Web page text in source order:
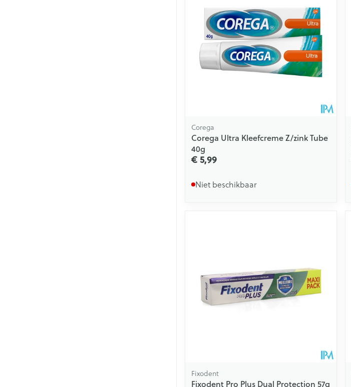
Corega
Corega Ultra Kleefcreme Z/zink Tube
40g
€ 5,99
Niet beschikbaar
Fixodent
Fixodent Pro Plus Dual Protection 57g